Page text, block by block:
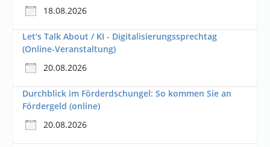
18.08.2026
Let's Talk About / KI - Digitalisierungssprechtag
(Online-Veranstaltung)
20.08.2026
Durchblick im Förderdschungel: So kommen Sie an
Fördergeld (online)
20.08.2026